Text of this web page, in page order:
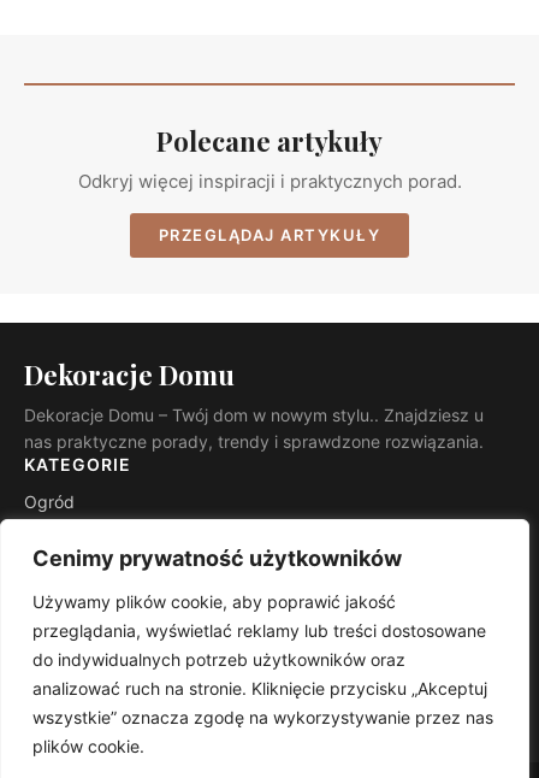
Cenimy prywatność użytkowników
Używamy plików cookie, aby poprawić jakość
przeglądania, wyświetlać reklamy lub treści dostosowane
do indywidualnych potrzeb użytkowników oraz
analizować ruch na stronie. Kliknięcie przycisku „Akceptuj
wszystkie” oznacza zgodę na wykorzystywanie przez nas
plików cookie.
Polecane artykuły
Odkryj więcej inspiracji i praktycznych porad.
PRZEGLĄDAJ ARTYKUŁY
Dekoracje Domu
Dekoracje Domu – Twój dom w nowym stylu.. Znajdziesz u
nas praktyczne porady, trendy i sprawdzone rozwiązania.
KATEGORIE
Ogród
INFORMACJE
Kontakt
Mapa witryny
Polityka prywatności
RSS